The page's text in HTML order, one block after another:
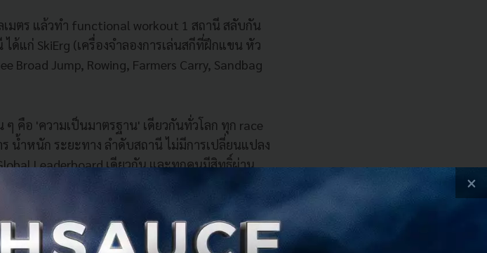
เมตร แล้วทำ functional workout 1 สถานี สลับกัน
ด้แก่ SkiErg (เครื่องจำลองการเล่นสกีที่ฝึกแขน หัว
Broad Jump, Rowing, Farmers Carry, Sandbag
ๆ คือ 'ความเป็นมาตรฐาน' เดียวกันทั่วโลก ทุก race
น้ำหนัก ระยะทาง ลำดับสถานี ไม่มีการเปลี่ยนแปลง
Leaderboard เดียวกัน และทุกคนมีสิทธิ์ผ่าน
วเอง
ละ Relay เปิดรับตั้งแต่นักกีฬาสมัครเล่นไปจนถึงมือ
90 นาที
×